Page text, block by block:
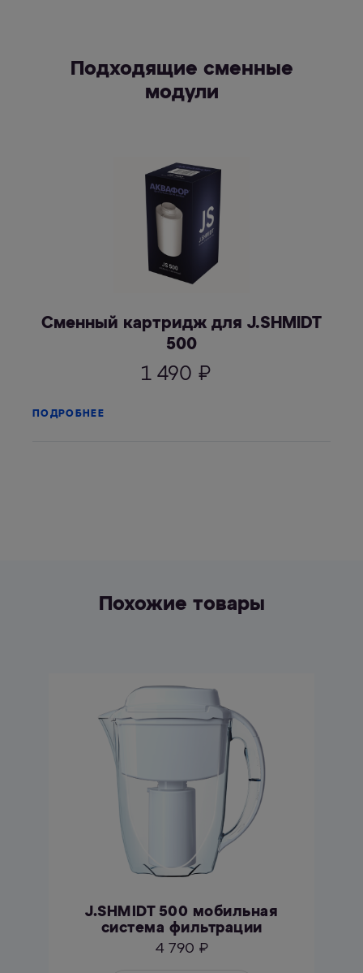
Подходящие сменные
модули
Сменный картридж для J.SHMIDT
500
1 490 ₽
ПОДРОБНЕЕ
Похожие товары
J.SHMIDT 500 мобильная
система фильтрации
4 790 ₽